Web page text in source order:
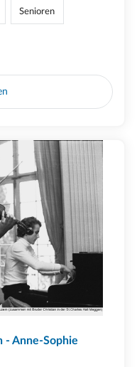
Senioren
- Anne-Sophie